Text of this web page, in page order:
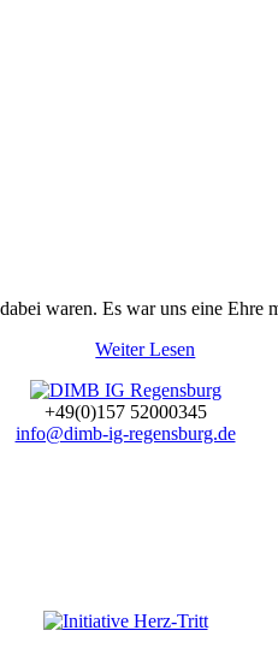
waren. Es war uns eine
Weiter Lesen
+49(0)157 52000345
info@dimb-ig-regensburg.de